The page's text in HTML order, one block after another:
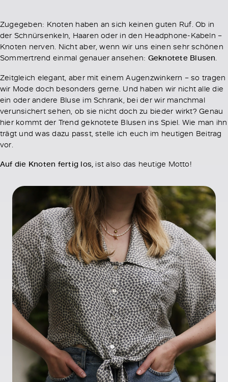
Zugegeben: Knoten haben an sich keinen guten Ruf. Ob in
der Schnürsenkeln, Haaren oder in den Headphone-Kabeln –
Knoten nerven. Nicht aber, wenn wir uns einen sehr schönen
Sommertrend einmal genauer ansehen: Geknotete Blusen
Zeitgleich elegant, aber mit einem Augenzwinkern – so tragen
wir Mode doch besonders gerne. Und haben wir nicht alle die
ein oder andere Bluse im Schrank, bei der wir manchmal
verunsichert sehen, ob sie nicht doch zu bieder wirkt? Genau
hier kommt der Trend geknotete Blusen ins Spiel. Wie man ihn
trägt und was dazu passt, stelle ich euch im heutigen Beitrag
vor.
Auf die Knoten fertig los, ist also das heutige Motto!